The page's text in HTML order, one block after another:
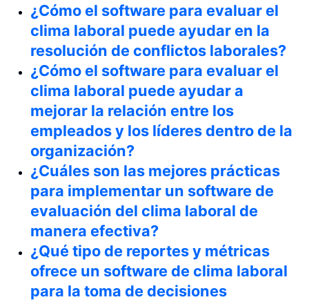
¿Cómo el software para evaluar el
clima laboral puede ayudar en la
resolución de conflictos laborales?
¿Cómo el software para evaluar el
clima laboral puede ayudar a
mejorar la relación entre los
empleados y los líderes dentro de la
organización?
¿Cuáles son las mejores prácticas
para implementar un software de
evaluación del clima laboral de
manera efectiva?
¿Qué tipo de reportes y métricas
ofrece un software de clima laboral
para la toma de decisiones